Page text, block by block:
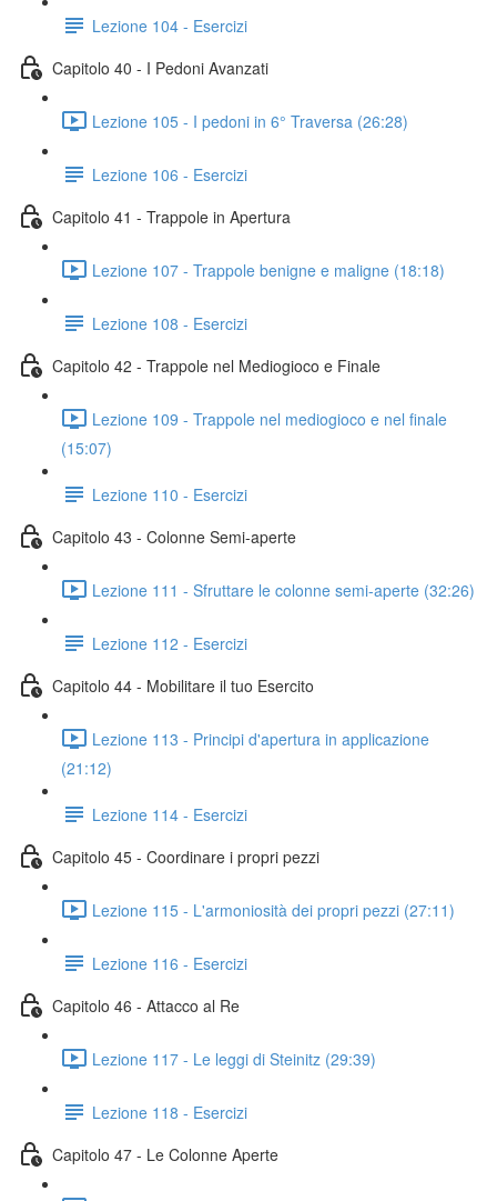
Lezione 104 - Esercizi
Capitolo 40 - I Pedoni Avanzati
Lezione 105 - I pedoni in 6° Traversa (26:28)
Lezione 106 - Esercizi
Capitolo 41 - Trappole in Apertura
Lezione 107 - Trappole benigne e maligne (18:18)
Lezione 108 - Esercizi
Capitolo 42 - Trappole nel Mediogioco e Finale
Lezione 109 - Trappole nel mediogioco e nel finale
(15:07)
Lezione 110 - Esercizi
Capitolo 43 - Colonne Semi-aperte
Lezione 111 - Sfruttare le colonne semi-aperte (32:26)
Lezione 112 - Esercizi
Capitolo 44 - Mobilitare il tuo Esercito
Lezione 113 - Principi d'apertura in applicazione
(21:12)
Lezione 114 - Esercizi
Capitolo 45 - Coordinare i propri pezzi
Lezione 115 - L'armoniosità dei propri pezzi (27:11)
Lezione 116 - Esercizi
Capitolo 46 - Attacco al Re
Lezione 117 - Le leggi di Steinitz (29:39)
Lezione 118 - Esercizi
Capitolo 47 - Le Colonne Aperte